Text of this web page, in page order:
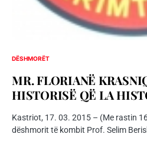
DËSHMORËT
MR. FLORIANË
HISTORISË QË LA
Kastriot, 17. 03. 2015 – (Me rastin
dëshmorit të kombit Prof. Selim